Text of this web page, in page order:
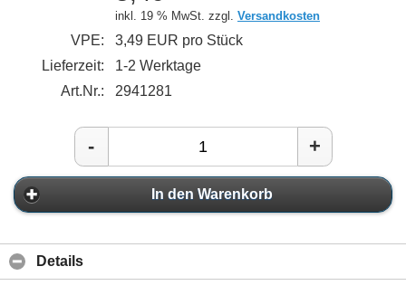
inkl. 19 % MwSt. zzgl. Versandkosten
VPE:
3,49 EUR pro Stück
Lieferzeit:
1-2 Werktage
Art.Nr.:
2941281
- +
In den Warenkorb
Details